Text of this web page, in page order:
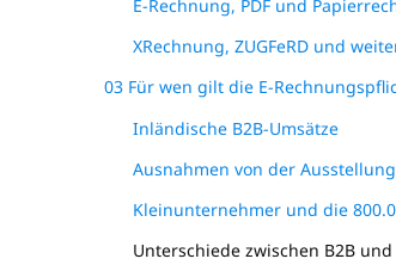
Inländische B2B-Umsätze